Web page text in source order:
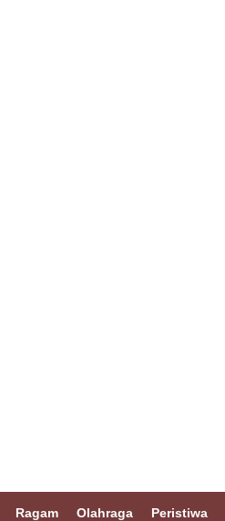
Ragam Olahraga Peristiwa